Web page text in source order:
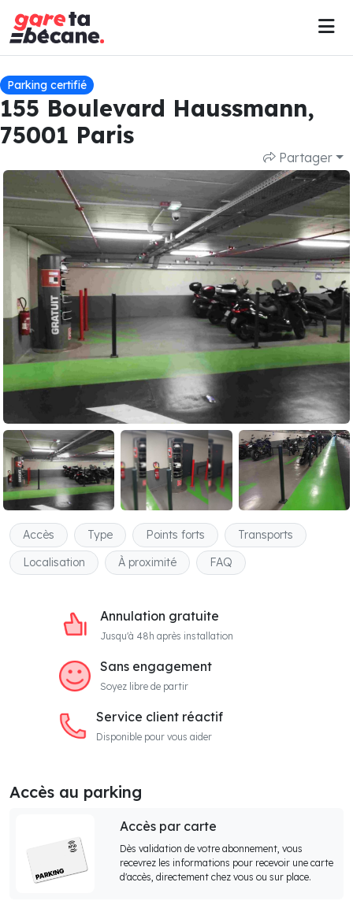
Parking certifié
155 Boulevard Haussmann,
75001 Paris
Partager
Accès Type Points forts
Transports
Localisation
À proximité FAQ
Annulation gratuite
Jusqu'à 48h après installation
Sans engagement
Soyez libre de partir
Service client réactif
Disponible pour vous aider
Accès au parking
Accès par carte
Dès validation de votre abonnement, vous
recevrez les informations pour recevoir une carte
d'accès, directement chez vous ou sur place.